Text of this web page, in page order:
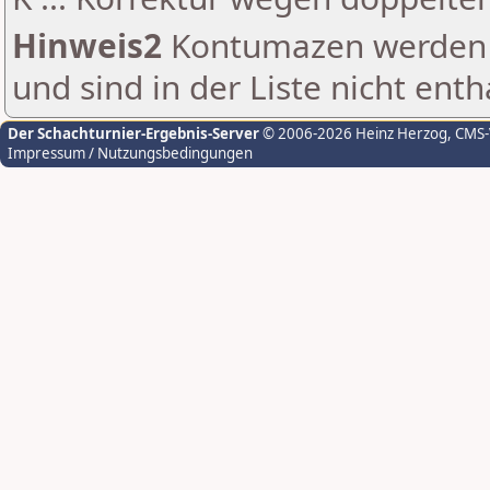
Hinweis2 Kontumazen
und sind in der Liste nicht
Der Schachturnier-Ergebnis-Server© 2006-2026 Heinz Herzog,
Impressum / Nutzungsbedingungen